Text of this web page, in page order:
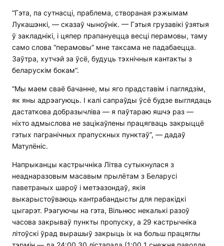
“Гэта, па сутнасці, праблема, створаная рэжымам
Лукашэнкі, — сказаў чыноўнік. — Гэтыя грузавікі ўзятыя
ў закладнікі, і цяпер прапануецца весці перамовы, таму
само слова “перамовы” мне таксама не падабаецца.
Заўтра, хутчэй за ўсё, будуць тэхнічныя кантакты з
беларускім бокам”.
“Мы маем сваё бачанне, мы яго прадставім і паглядзім,
як яны адрэагуюць. І калі сапраўды ўсё будзе выглядаць
дастаткова добразычліва — я паўтараю яшчэ раз —
ніхто адмыслова не зацікаўлены працягваць закрыццё
гэтых пагранічных прапускных пунктаў”, — дадаў
Матулёніс.
Напрыканцы кастрычніка Літва сутыкнулася з
неаднаразовым масавым прылётам з Беларусі
паветраных шароў і метэазондаў, якія
выкарыстоўваюць кантрабандысты для перакідкі
цыгарэт. Рэагуючы на ​​гэта, Вільнюс некалькі разоў
часова закрываў пункты пропуску, а 29 кастрычніка
літоўскі ўрад вырашыў закрыць іх на больш працяглы